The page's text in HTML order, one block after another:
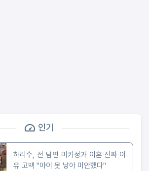
인기
하리수, 전 남편 미키정과 이혼 진짜 이
유 고백 "아이 못 낳아 미안했다"